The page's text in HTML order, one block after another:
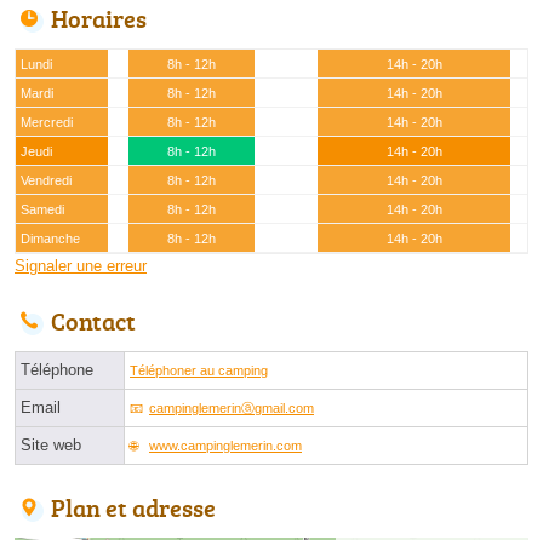
Horaires
Lundi 8h - 12h
14h - 20h
Mardi
8h - 12h
14h - 20h
Mercredi
8h - 12h
14h - 20h
Jeudi
8h - 12h
14h - 20h
Vendredi
8h - 12h
14h - 20h
Samedi
8h - 12h
14h - 20h
Dimanche
8h - 12h 14h - 20h
Signaler une erreur
Contact
Téléphone Téléphoner au camping
Email campinglemerinⓐgmail.com
Site web www.campinglemerin.com
Plan et adresse